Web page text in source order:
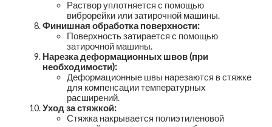
Раствор уплотняется с помощью
виброрейки или затирочной машины.
Финишная обработка поверхности:
Поверхность затирается с помощью
затирочной машины.
Нарезка деформационных швов (при
необходимости):
Деформационные швы нарезаются в стяжке
для компенсации температурных
расширений.
Уход за стяжкой:
Стяжка накрывается полиэтиленовой